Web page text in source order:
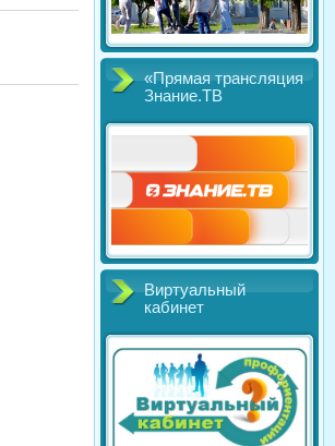
«Прямая трансляция
Знание.ТВ
Виртуальный
кабинет